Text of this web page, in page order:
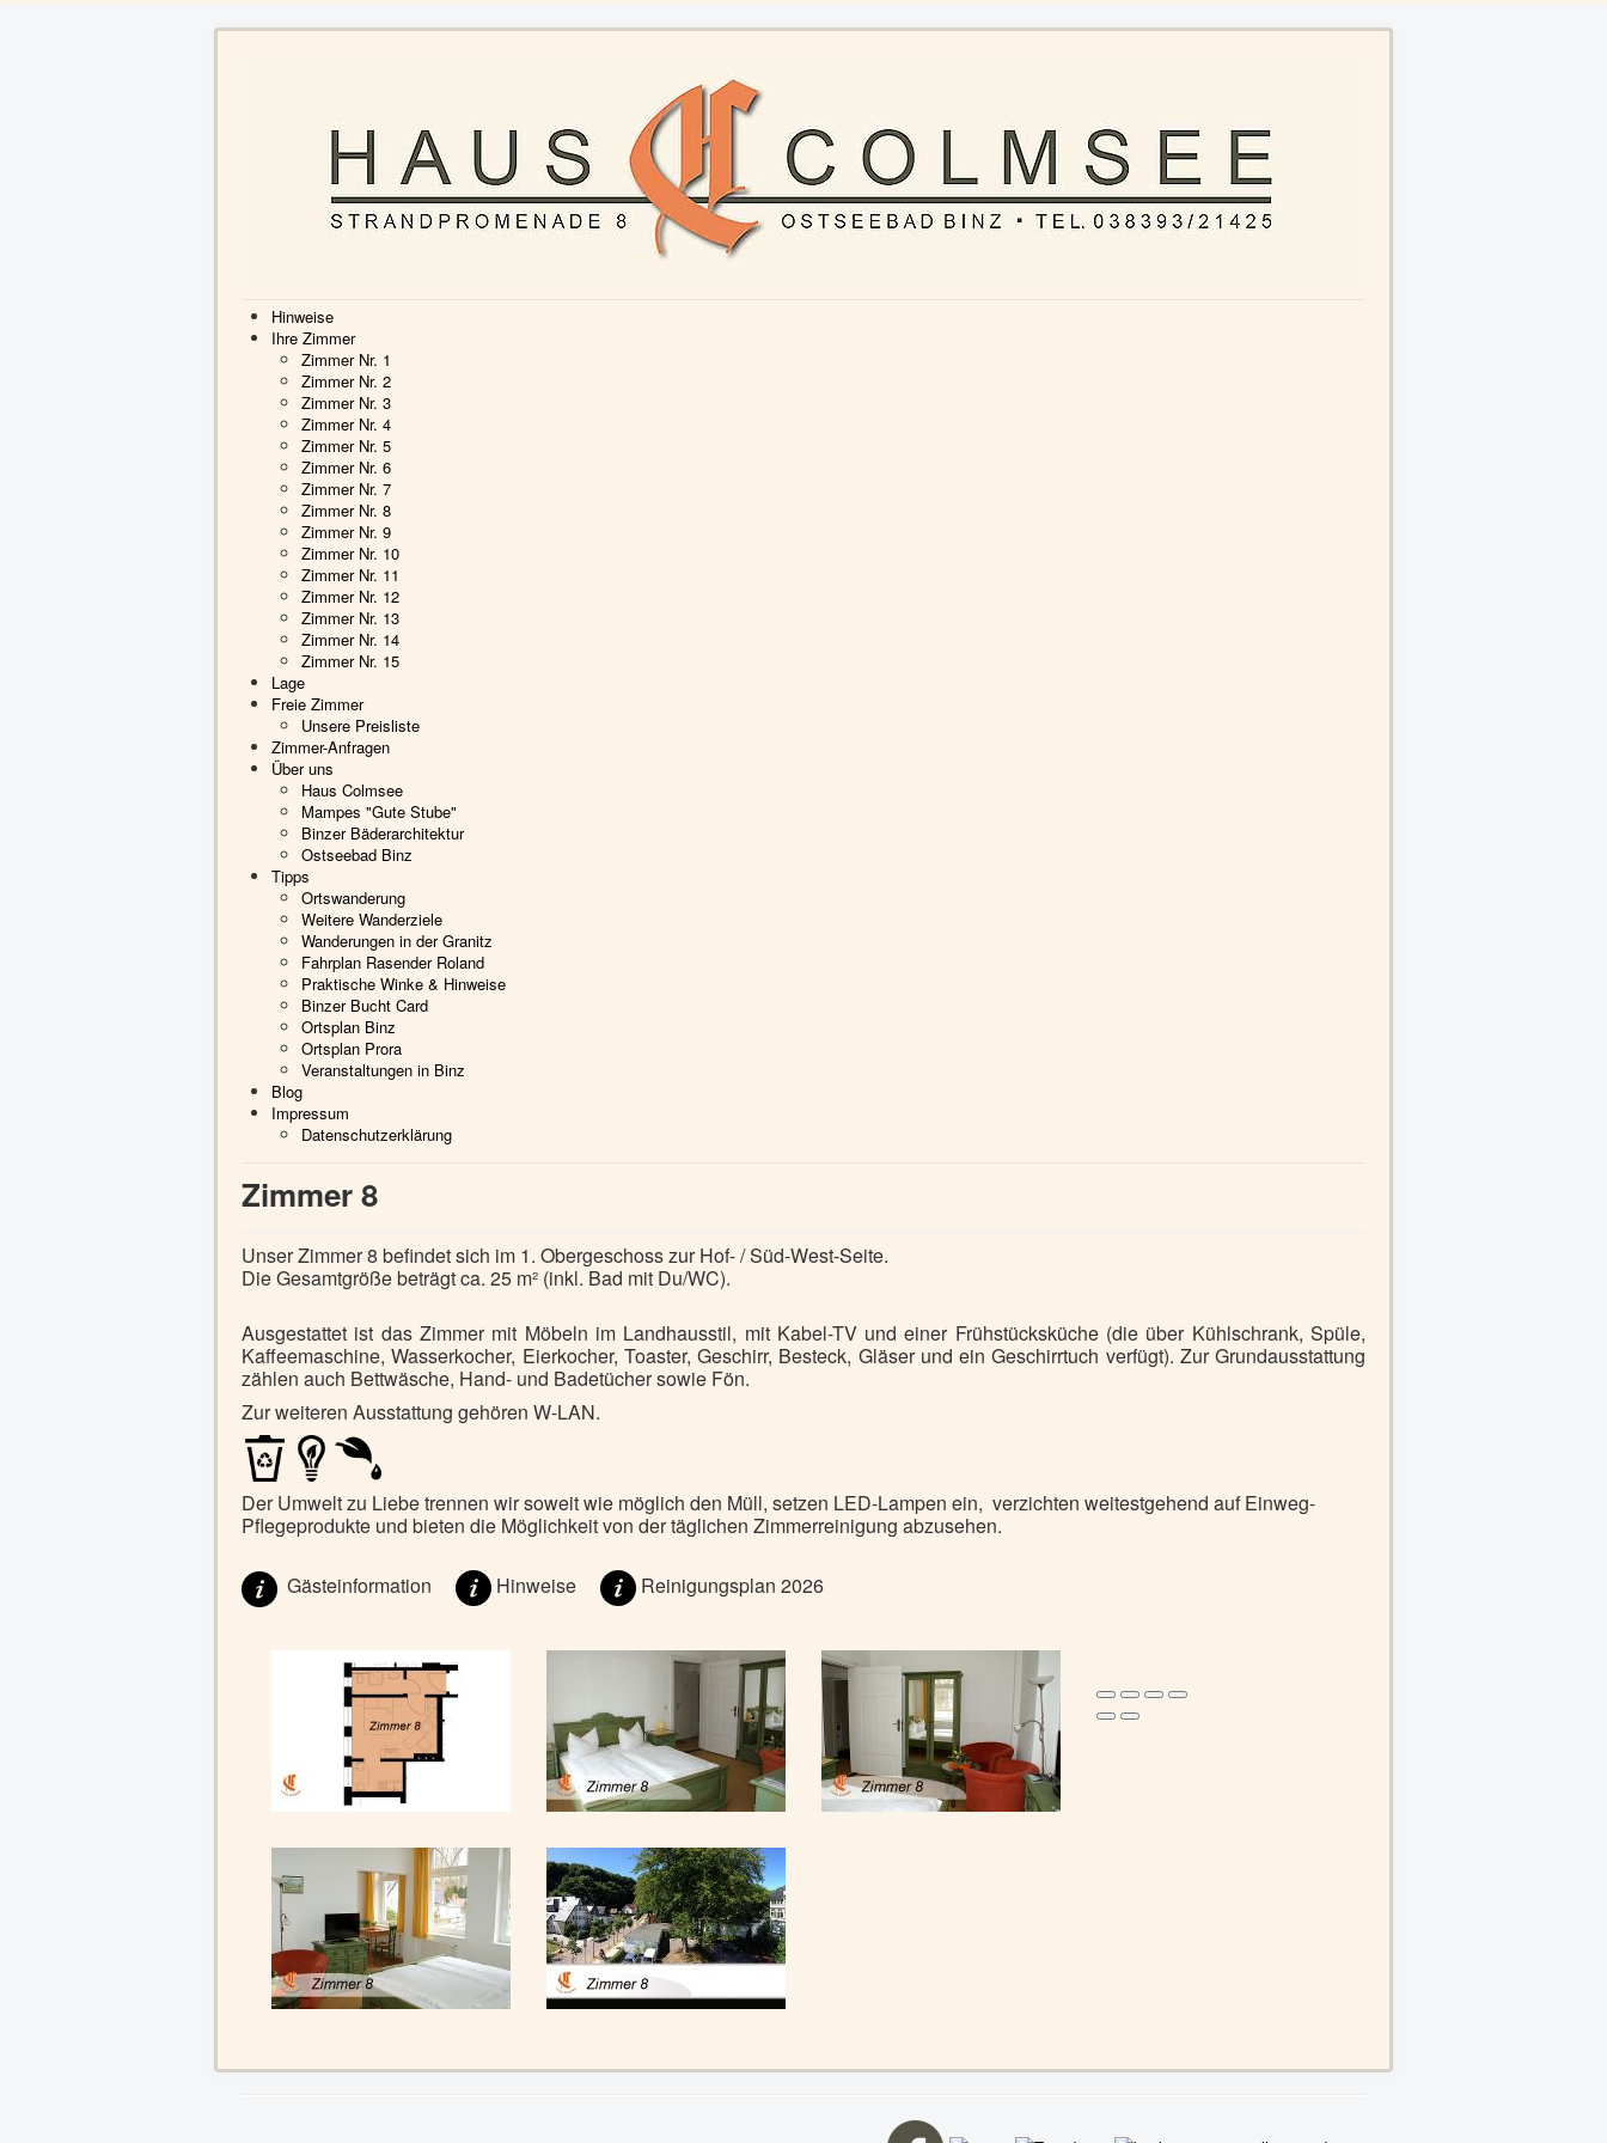
Hinweise
Ihre Zimmer
Zimmer Nr. 1
Zimmer Nr. 2
Zimmer Nr. 3
Zimmer Nr. 4
Zimmer Nr. 5
Zimmer Nr. 6
Zimmer Nr. 7
Zimmer Nr. 8
Zimmer Nr. 9
Zimmer Nr. 10
Zimmer Nr. 11
Zimmer Nr. 12
Zimmer Nr. 13
Zimmer Nr. 14
Zimmer Nr. 15
Lage
Freie Zimmer
Unsere Preisliste
Zimmer-Anfragen
Über uns
Haus Colmsee
Mampes "Gute Stube"
Binzer Bäderarchitektur
Ostseebad Binz
Tipps
Ortswanderung
Weitere Wanderziele
Wanderungen in der Granitz
Fahrplan Rasender Roland
Praktische Winke & Hinweise
Binzer Bucht Card
Ortsplan Binz
Ortsplan Prora
Veranstaltungen in Binz
Blog
Impressum
Datenschutzerklärung
Zimmer 8
Unser Zimmer 8 befindet sich im 1. Obergeschoss zur Hof- / Süd-West-Seite.
Die Gesamtgröße beträgt ca. 25 m² (inkl. Bad mit Du/WC).
Ausgestattet ist das Zimmer mit Möbeln im Landhausstil, mit Kabel-TV und einer Frühstücksküche (die über Kühlschrank, Spüle,
Kaffeemaschine, Wasserkocher, Eierkocher, Toaster, Geschirr, Besteck, Gläser und ein Geschirrtuch verfügt). Zur Grundausstattung
zählen auch Bettwäsche, Hand- und Badetüchersowie Fön.
Zur weiteren Ausstattung gehören W-LAN.
Der Umwelt zu Liebe trennen wir soweit wie möglich den Müll, setzen LED-Lampen ein, verzichten weitestgehend auf Einweg-
Pflegeprodukte und bieten die Möglichkeit von der täglichen Zimmerreinigung abzusehen.
Gästeinformation Hinweise Reinigungsplan 2026